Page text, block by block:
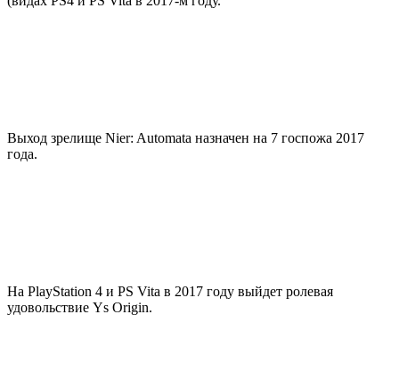
Выход зрелище Nier: Automata назначен на 7 госпожа 2017
года.
На PlayStation 4 и PS Vita в 2017 году выйдет ролевая
удовольствие Ys Origin.